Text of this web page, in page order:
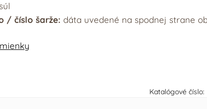
/ číslo šarže: dáta uvedené na spodnej strane
Katalógové číslo: